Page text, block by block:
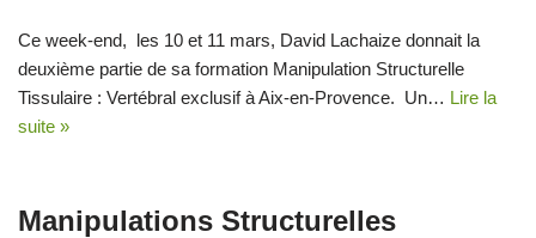
Ce week-end, les 10 et 11 mars, David Lachaize donnait la
deuxième partie de sa formation Manipulation Structurelle
Tissulaire : Vertébral exclusif à Aix-en-Provence. Un… Lire la
suite »
Manipulations Structurelles